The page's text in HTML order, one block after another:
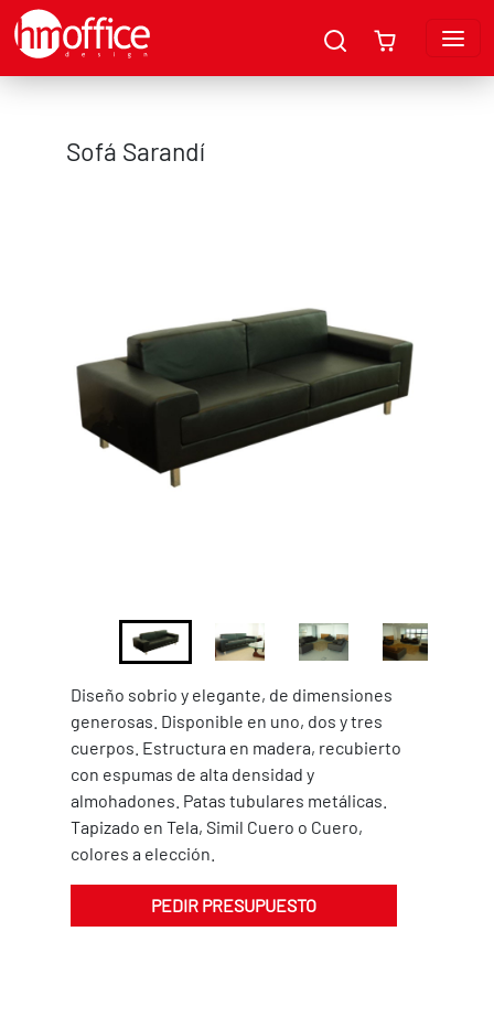
Sofá Sarandí
Diseño sobrio y elegante, de dimensiones
generosas. Disponible en uno, dos y tres
cuerpos. Estructura en madera, recubierto
con espumas de alta densidad y
almohadones. Patas tubulares metálicas.
Tapizado en Tela, Simil Cuero o Cuero,
colores a elección.
PEDIR PRESUPUESTO